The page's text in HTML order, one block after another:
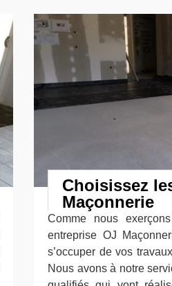
Choisissez
Maçonnerie
Comme nous
entreprise OJ
s’occuper de vos
Nous avons à notre